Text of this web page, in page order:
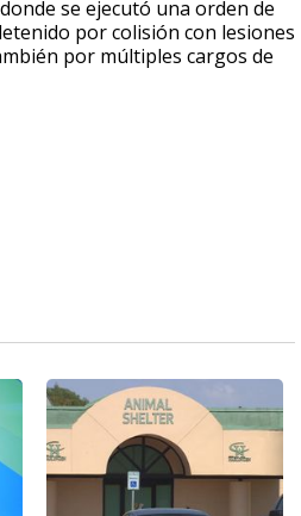
se ejecutó una orden de
por colisión con lesiones
por múltiples cargos de